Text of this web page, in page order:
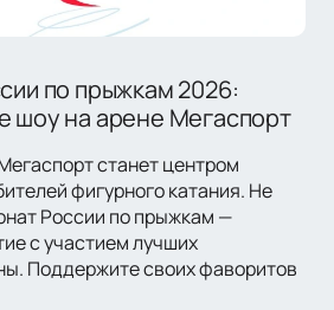
по прыжкам 2026:
шоу на арене Мегаспорт
станет центром
фигурного катания. Не
России по прыжкам —
с участием лучших
Поддержите своих фаворитов